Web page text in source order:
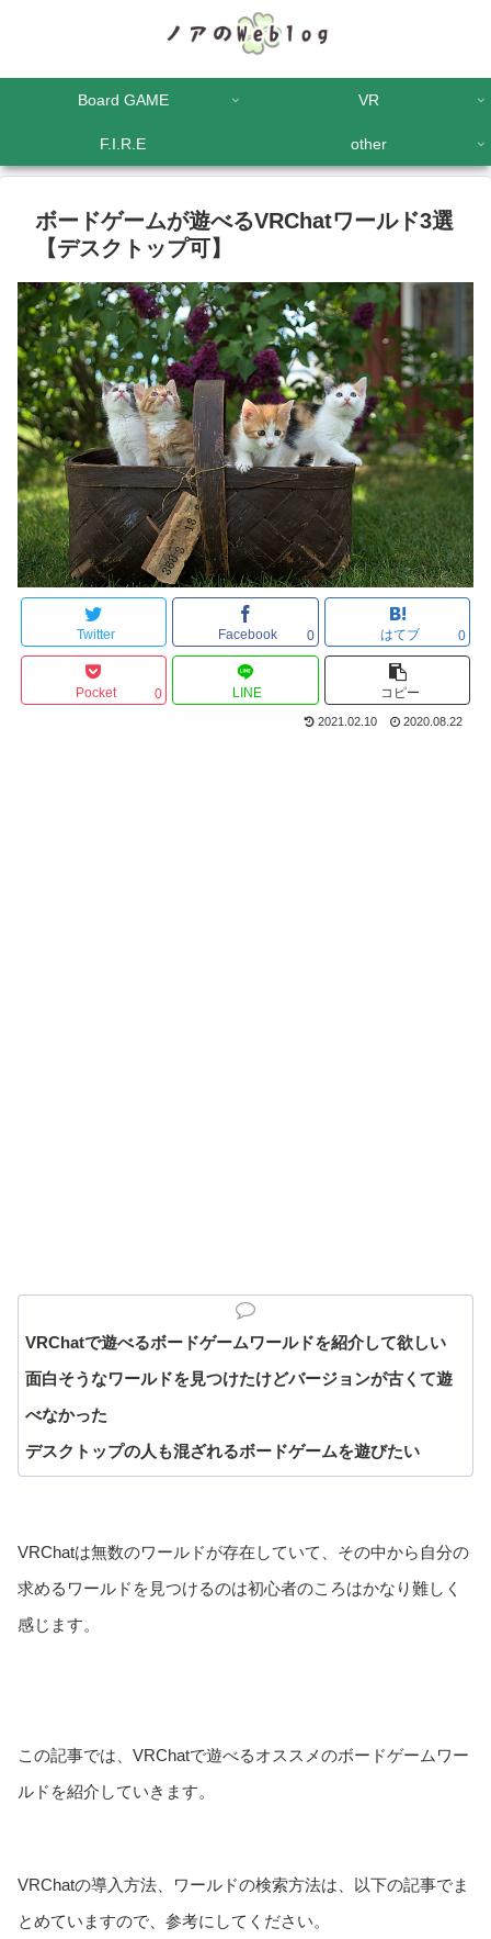
Board GAME VR
F.I.R.E other
ボードゲームが遊べるVRChatワールド3選
【デスクトップ可】
Twitter Facebook 0 はてブ 0
Pocket 0 LINE コピー
2021.02.10 2020.08.22
VRChatで遊べるボードゲームワールドを紹介して欲しい
面白そうなワールドを見つけたけどバージョンが古くて遊
べなかった
デスクトップの人も混ざれるボードゲームを遊びたい
VRChatは無数のワールドが存在していて、その中から自分の
求めるワールドを見つけるのは初心者のころはかなり難しく
感じます。
この記事では、VRChatで遊べるオススメのボードゲームワー
ルドを紹介していきます。
VRChatの導入方法、ワールドの検索方法は、以下の記事でま
とめていますので、参考にしてください。